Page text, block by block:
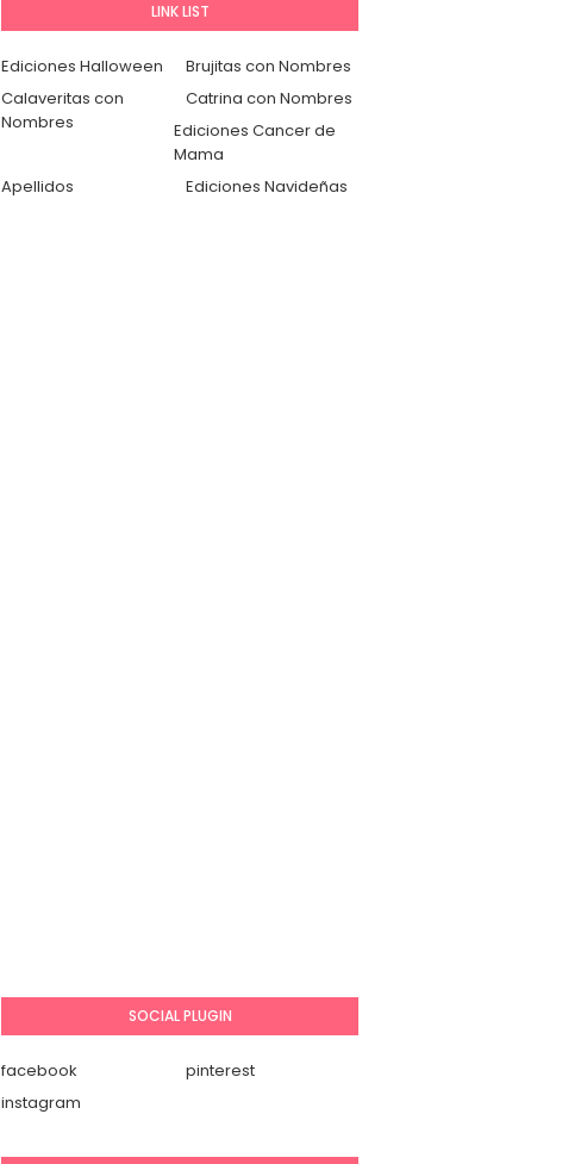
LINK LIST
Ediciones Halloween
Brujitas con Nombres
Calaveritas con
Nombres
Catrina con Nombres
Ediciones Cancer de
Mama
Ediciones Navideñas
Apellidos
SOCIAL PLUGIN
facebook
pinterest
instagram